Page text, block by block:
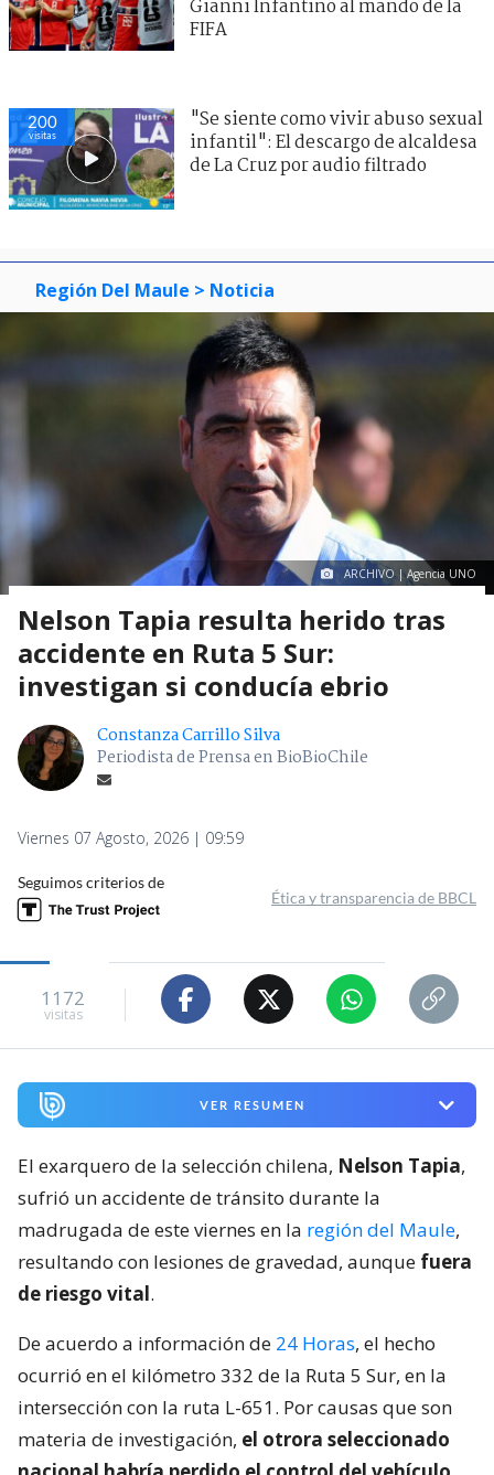
Gianni Infantino al mando de la
FIFA
200
visitas
"Se siente como vivir abuso sexual
infantil": El descargo de alcaldesa
de La Cruz por audio filtrado
Región Del Maule > Noticia
ARCHIVO | Agencia UNO
Nelson Tapia resulta herido tras
accidente en Ruta 5 Sur:
investigan si conducía ebrio
Constanza Carrillo Silva
Periodista de Prensa en BioBioChile
Viernes 07 Agosto, 2026 | 09:59
Seguimos criterios de
Ética y transparencia de BBCL
1172
visitas
VER RESUMEN
El exarquero de la selección chilena, Nelson Tapia,
sufrió un accidente de tránsito durante la
madrugada de este viernes en la región del Maule,
resultando con lesiones de gravedad, aunque fuera
de riesgo vital.
De acuerdo a información de 24 Horas, el hecho
ocurrió en el kilómetro 332 de la Ruta 5 Sur, en la
intersección con la ruta L-651. Por causas que son
materia de investigación, el otrora seleccionado